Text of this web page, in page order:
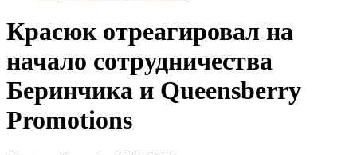
Красюк отреагировал на
начало сотрудничества
Беринчика и Queensberry
Promotions